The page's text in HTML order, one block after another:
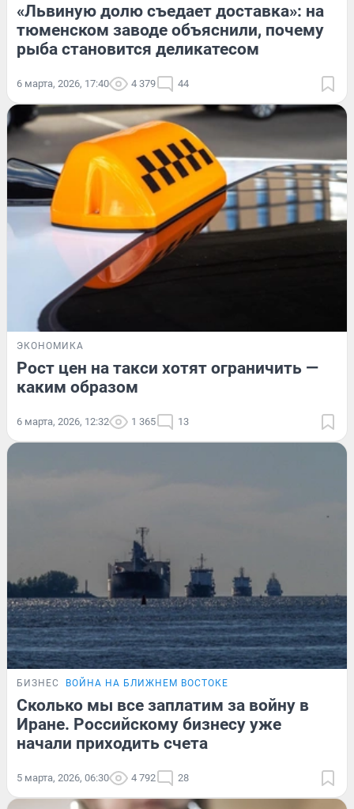
«Львиную долю съедает доставка»: на
тюменском заводе объяснили, почему
рыба становится деликатесом
6 марта, 2026, 17:40 4 379 44
ЭКОНОМИКА
Рост цен на такси хотят ограничить —
каким образом
6 марта, 2026, 12:32 1 365 13
БИЗНЕС ВОЙНА НА БЛИЖНЕМ ВОСТОКЕ
Сколько мы все заплатим за войну в
Иране. Российскому бизнесу уже
начали приходить счета
5 марта, 2026, 06:30 4 792 28